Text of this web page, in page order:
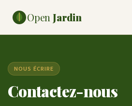
Open Jardin
NOUS ÉCRIRE
Contactez-nous